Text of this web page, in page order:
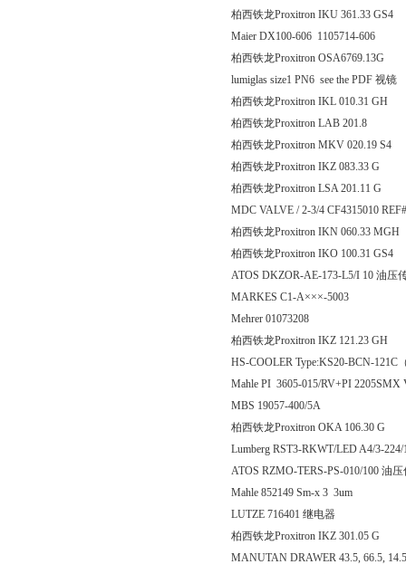
柏西铁龙Proxitron IKU
Maier DX100-606 1105714-606
柏西铁龙Proxitron OSA6769.13G
lumiglas size1 PN6 see the PDF 视镜
柏西铁龙Proxitron IKL
柏西铁龙Proxitron LAB
柏西铁龙Proxitron MKV
柏西铁龙Proxitron IKZ
柏西铁龙Proxitron LSA
MDC VALVE / 2-3/4 CF4315010
柏西铁龙Proxitron IKN
柏西铁龙Proxitron IKO
ATOS DKZOR-AE-173-L5/I 10 油压
MARKES C1-A×××-5003
Mehrer 01073208
柏西铁龙Proxitron IKZ
HS-COOLER Type:KS20-BCN-
Mahle PI 3605-015/RV+PI 2205SMX
MBS 19057-400/5A
柏西铁龙Proxitron OKA
Lumberg RST3-RKWT/LED A4/3-
ATOS RZMO-TERS-PS-010/100 油
Mahle 852149 Sm-x 3 3um
LUTZE 716401 继电器
柏西铁龙Proxitron IKZ
MANUTAN DRAWER 43.5, 66.5,